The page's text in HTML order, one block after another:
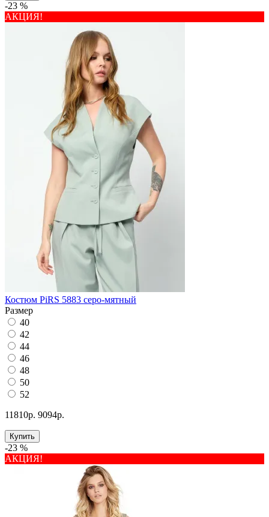
-23 %
АКЦИЯ!
Костюм PiRS 5883 серо-мятный
Размер
40
42
44
46
48
50
52
11810р. 9094р.
Купить
-23 %
АКЦИЯ!